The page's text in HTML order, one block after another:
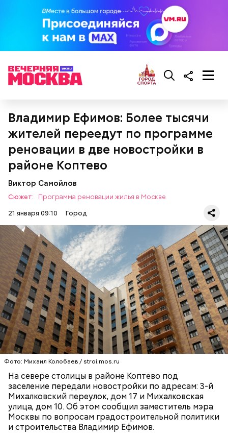
Владимир Ефимов: Более тысячи
жителей переедут по программе
реновации в две новостройки в
районе Коптево
Виктор Самойлов
Сюжет:
Программа реновации жилья в Москве
21 января 09:10
Город
Фото: Михаил Колобаев / stroi.mos.ru
На севере столицы в районе Коптево под
заселение передали новостройки по адресам: 3-й
Михалковский переулок, дом 17 и Михалковская
улица, дом 10. Об этом сообщил заместитель мэра
Москвы по вопросам градостроительной политики
и строительства Владимир Ефимов.